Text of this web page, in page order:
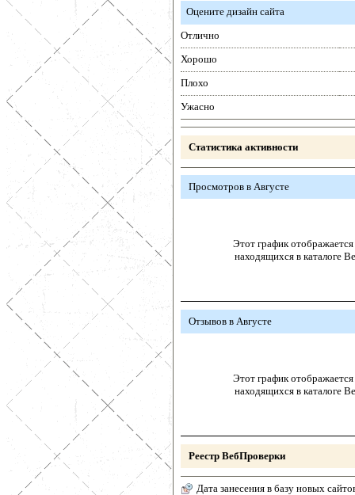
Оцените дизайн сайта
Отлично
Хорошо
Плохо
Ужасно
Статистика активности
Просмотров в Августе
Этот график отображается
находящихся в каталоге
Отзывов в Августе
Этот график отображается
находящихся в каталоге
Реестр ВебПроверки
Дата занесения в базу новых